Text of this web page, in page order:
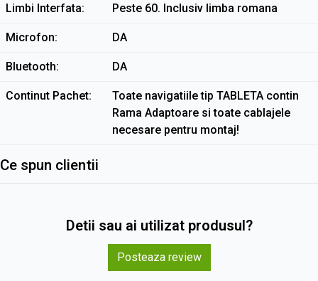
Limbi Interfata Peste 60. Inclusiv limba romana
Microfon DA
Bluetooth DA
Continut Pachet
Toate navigatiile tip TABLETA contin
Rama Adaptoare si toate cablajele
necesare pentru montaj!
Ce spun clientii
Detii sau ai utilizat produsul?
Posteaza review